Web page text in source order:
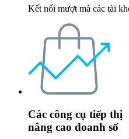
Kết nối mượt mà các tài
Các công cụ tiếp thị
nâng cao doanh số